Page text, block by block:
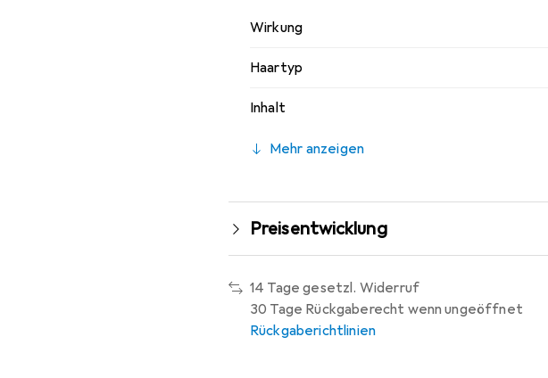
Wirkung
Haartyp
Inhalt
Mehr anzeigen
Preisentwicklung
14 Tage gesetzl. Widerruf
30 Tage Rückgaberecht wenn ungeöffnet
Rückgaberichtlinien